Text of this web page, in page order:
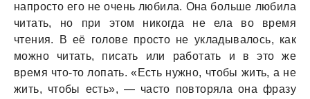
напросто его не очень любила. Она больше любила
читать, но при этом никогда не ела во время
чтения. В её голове просто не укладывалось, как
можно читать, писать или работать и в это же
время что-то лопать. «Есть нужно, чтобы жить, а не
жить, чтобы есть», — часто повторяла она фразу